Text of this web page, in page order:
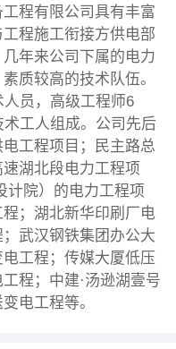
程有限公司具有丰富
程施工衔接方供电部
年来公司下属的电力
质较高的技术队伍。
员，高级工程师6
工人组成。公司先后
工程项目；民主路总
湖北段电力工程项
计院）的电力工程项
；湖北新华印刷厂电
武汉钢铁集团办公大
工程；传媒大厦低压
程；中建·汤逊湖壹号
电工程等。